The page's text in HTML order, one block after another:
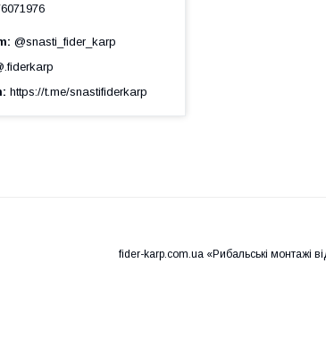
@snasti_fider_karp
https://t.me/snastifiderkarp